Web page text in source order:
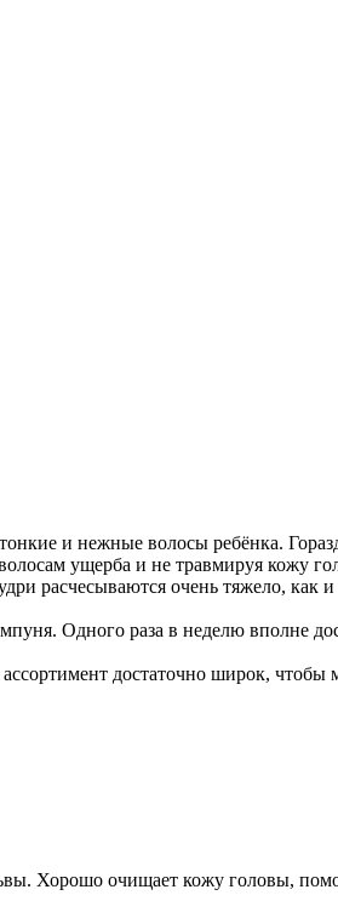
и нежные волосы ребёнка.
ущерба и не травмируя кожу
расчесываются очень тяжело,
Одного раза в неделю вполне
достаточно широк,
Хорошо очищает кожу головы,